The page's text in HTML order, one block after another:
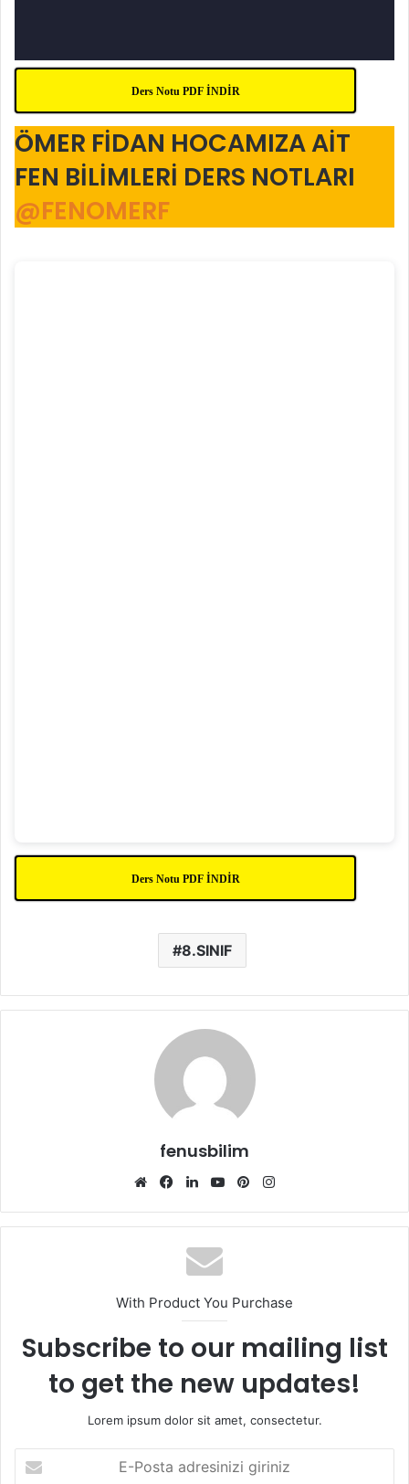
Ders Notu PDF İNDİR
ÖMER FİDAN HOCAMIZA AİT
FEN BİLİMLERİ DERS NOTLARI
@FENOMERF
Ders Notu PDF İNDİR
8.SINIF
fenusbilim
Web
Facebook
LinkedInYouTubePinterest
With Product You Purchase
Subscribe to our mailing list
to get the new updates!
Lorem ipsum dolor sit amet, consectetur.
Posta